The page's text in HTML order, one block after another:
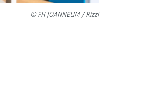
© FH JOANNEUM / Rizzi